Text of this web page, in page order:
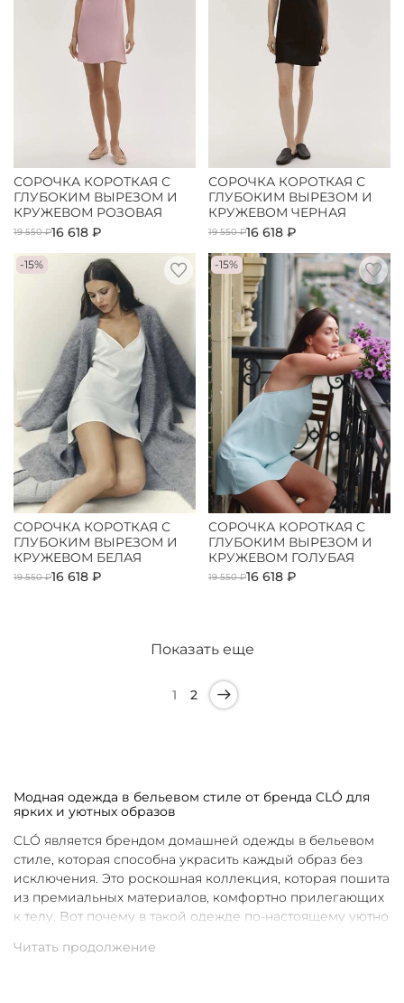
СОРОЧКА КОРОТКАЯ С
ГЛУБОКИМ ВЫРЕЗОМ И
КРУЖЕВОМ РОЗОВАЯ
19 550 ₽16 618 ₽
СОРОЧКА КОРОТКАЯ С
ГЛУБОКИМ ВЫРЕЗОМ И
КРУЖЕВОМ ЧЕРНАЯ
19 550 ₽16 618 ₽
-15%
СОРОЧКА КОРОТКАЯ С
ГЛУБОКИМ ВЫРЕЗОМ И
КРУЖЕВОМ БЕЛАЯ
19 550 ₽16 618 ₽
-15%
СОРОЧКА КОРОТКАЯ С
ГЛУБОКИМ ВЫРЕЗОМ И
КРУЖЕВОМ ГОЛУБАЯ
19 550 ₽16 618 ₽
Показать еще
1 2
Модная одежда в бельевом стиле от бренда CLÓ для
ярких и уютных образов
CLÓ является брендом домашней одежды в бельевом
стиле, которая способна украсить каждый образ без
исключения. Это роскошная коллекция, которая пошита
из премиальных материалов, комфортно прилегающих
к телу. Вот почему в такой одежде по-настоящему уютно
продуманные фасоны позволяют каждой женщине